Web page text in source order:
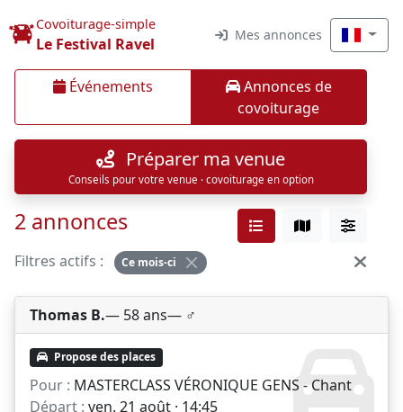
Covoiturage-simple
Le Festival Ravel Mes annonces
Événements
Annonces de
covoiturage
Préparer ma venue
Conseils pour votre venue · covoiturage en option
2 annonces
Filtres actifs : Ce mois-ci
Thomas B.— 58 ans— ♂️
Propose des places
Pour : MASTERCLASS VÉRONIQUE GENS - Chant
Départ : ven. 21 août · 14:45